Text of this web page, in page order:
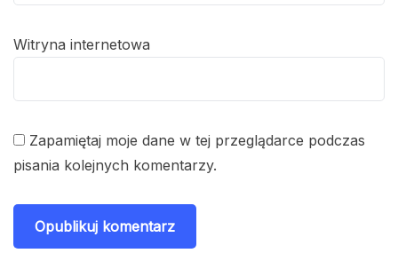
Witryna internetowa
Zapamiętaj moje dane w tej przeglądarce podczas
pisania kolejnych komentarzy.